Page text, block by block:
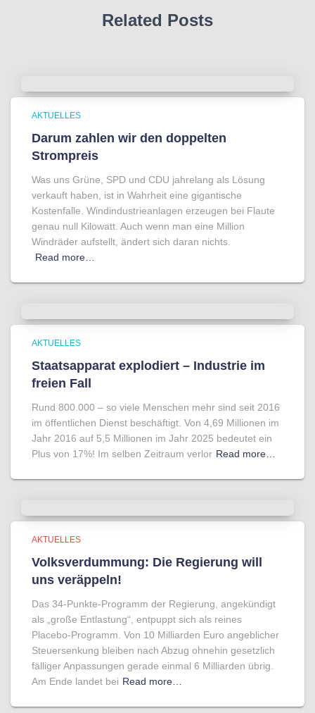
Related Posts
AKTUELLES
Darum zahlen wir den doppelten
Strompreis
Was uns Grüne, SPD und CDU jahrelang als Lösung
verkauft haben, ist in Wahrheit eine gigantische
Kostenfalle. Windindustrieanlagen erzeugen bei Flaute
genau null Kilowatt. Auch wenn man eine Million
Windräder aufstellt, ändert sich daran nichts.
Read more…
AKTUELLES
Staatsapparat explodiert – Industrie im
freien Fall
Rund 800.000 – so viele Menschen mehr sind seit 2016
im öffentlichen Dienst beschäftigt. Von 4,69 Millionen im
Jahr 2016 auf 5,5 Millionen im Jahr 2025 bedeutet ein
Plus von 17%! Im selben Zeitraum verlor Read more…
AKTUELLES
Volksverdummung: Die Regierung will
uns veräppeln!
Das 34-Punkte-Programm der Regierung, angekündigt
als „große Entlastung“, entpuppt sich als reines
Placebo-Programm. Von 10 Milliarden Euro angeblicher
Steuersenkung bleiben nach Abzug ohnehin gesetzlich
fälliger Anpassungen gerade einmal 6 Milliarden übrig.
Am Ende landet bei Read more…